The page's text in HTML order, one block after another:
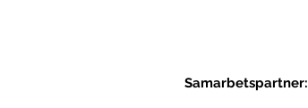
Samarbetspartner: